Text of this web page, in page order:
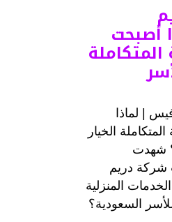
أصبحت
المتكاملة
| لماذا
الخيار
شهدت
شركة دريم
المنزلية
السعودية؟